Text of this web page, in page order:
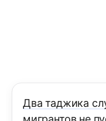
Два таджика